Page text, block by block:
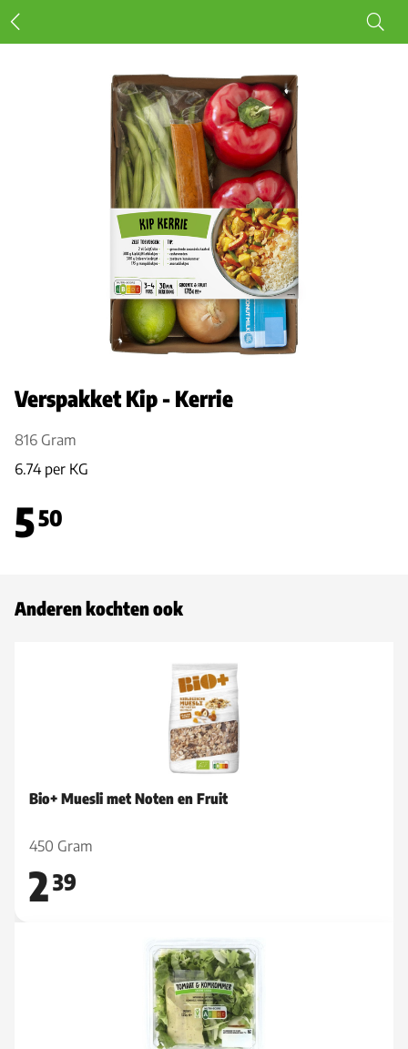
Verspakket Kip - Kerrie
816 Gram
6.74 per KG
550
Anderen kochten ook
Bio+ Muesli met Noten en Fruit
450 Gram
239